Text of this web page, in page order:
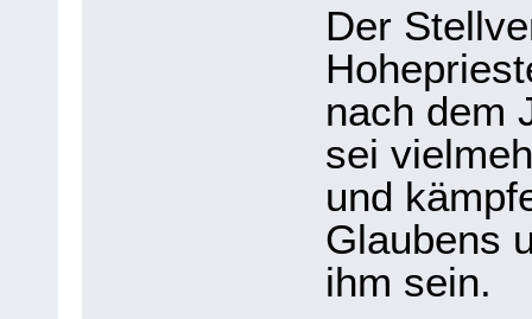
Der
nach dem
sei
und
Glaubens
ihm sein.